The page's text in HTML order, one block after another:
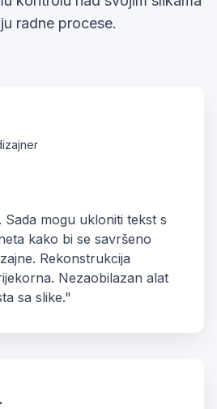
radne procese.
Sada mogu ukloniti tekst s
kako bi se savršeno
Rekonstrukcija
Nezaobilazan alat
sa slike."